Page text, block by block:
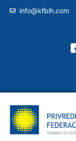
info@kfbih.com